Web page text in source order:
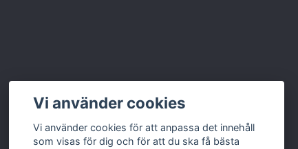
Varumärken & Partners BLOGG
Vi använder cookies
Vi använder cookies för att anpassa det innehåll
som visas för dig och för att du ska få bästa